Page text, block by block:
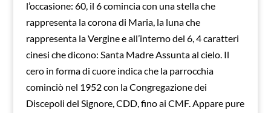
l’occasione: 60, il 6 comincia con una stella che
rappresenta la corona di Maria, la luna che
rappresenta la Vergine e all’interno del 6, 4 caratteri
cinesi che dicono: Santa Madre Assunta al cielo. Il
cero in forma di cuore indica che la parrocchia
cominciò nel 1952 con la Congregazione dei
Discepoli del Signore, CDD, fino ai CMF. Appare pure